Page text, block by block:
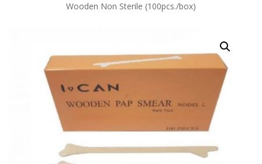
Wooden Non Sterile (100pcs./box)